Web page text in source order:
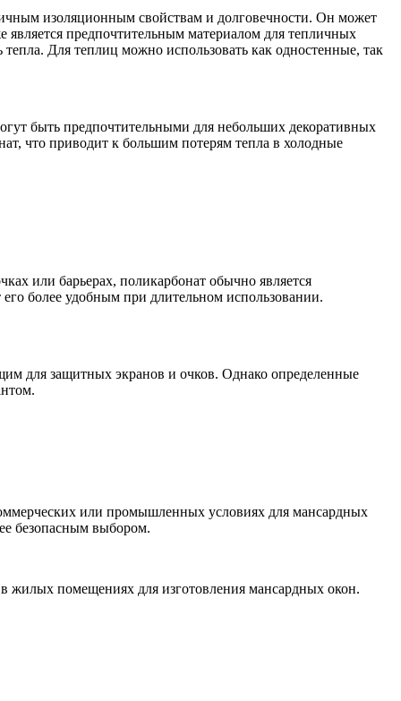
изоляционным свойствам и долговечности. Он может
предпочтительным материалом для тепличных
Для теплиц можно использовать как одностенные, так
быть предпочтительными для небольших декоративных
что приводит к большим потерям тепла в холодные
или барьерах, поликарбонат обычно является
более удобным при длительном использовании.
для защитных экранов и очков. Однако определенные
или промышленных условиях для мансардных
безопасным выбором.
в жилых помещениях для изготовления мансардных окон.